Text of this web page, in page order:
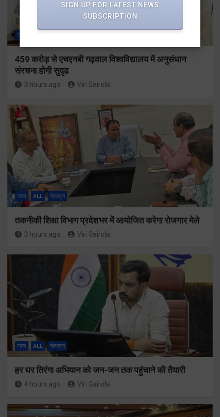
राज्य
459 करोड़ से एचएनबी गढ़वाल विश्वविद्यालय में अनुसंधान
संरचना होगी सुदृढ
3 hours ago Viri Gairola
राज्य ALL देहरादून
तकनीकी शिक्षा विभाग प्रदेशभर में आयोजित करेगा रोजगार मेले
3 hours ago Viri Gairola
राज्य ALL देहरादून
हर घर तिरंगा अभियान को जन-जन तक पहुंचाने की तैयारी
4 hours ago Viri Gairola
SIGN UP FOR LATEST NEWS
SUBSCRIPTION